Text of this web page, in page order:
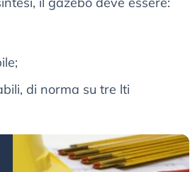
di norma su tre lti